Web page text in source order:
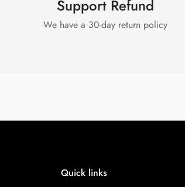
Support Refund
We have a 30-day return policy
Quick links